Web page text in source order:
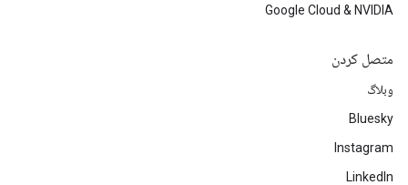
Google Cloud & NVIDIA
متصل کردن
وبلاگ
Bluesky
Instagram
LinkedIn